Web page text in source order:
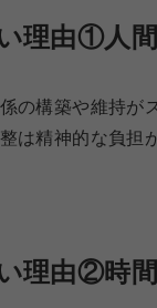
理由①人
の構築や維持
は精神的な負
理由②時